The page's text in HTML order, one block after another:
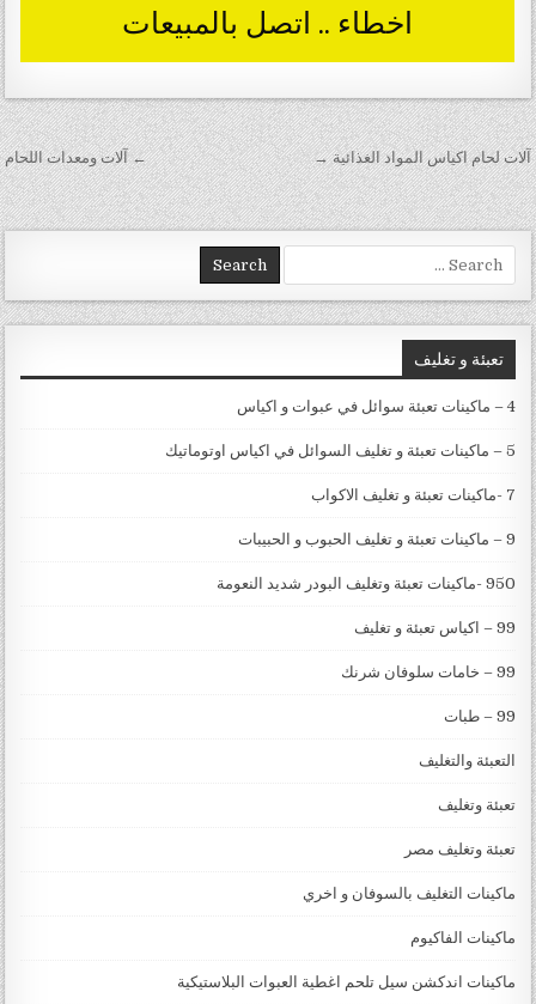
تصفّح المقالات ← آلات ومعدات اللحام آلات لحام اكياس المواد الغذائية →
Search for:
تعبئة و تغليف
4 – ماكينات تعبئة سوائل في عبوات و اكياس
5 – ماكينات تعبئة و تغليف السوائل في اكياس اوتوماتيك
7 -ماكينات تعبئة و تغليف الاكواب
9 – ماكينات تعبئة و تغليف الحبوب و الحبيبات
950 -ماكينات تعبئة وتغليف البودر شديد النعومة
99 – اكياس تعبئة و تغليف
99 – خامات سلوفان شرنك
99 – طبات
التعبئة والتغليف
تعبئة وتغليف
تعبئة وتغليف مصر
ماكينات التغليف بالسوفان و اخري
ماكينات الفاكيوم
ماكينات اندكشن سيل تلحم اغطية العبوات البلاستيكية